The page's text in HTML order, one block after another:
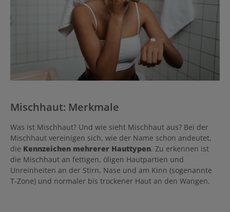
Mischhaut: Merkmale
Was ist Mischhaut? Und wie sieht Mischhaut aus? Bei der
Mischhaut vereinigen sich, wie der Name schon andeutet,
die Kennzeichen mehrerer Hauttypen. Zu erkennen ist
die Mischhaut an fettigen, öligen Hautpartien und
Unreinheiten an der Stirn, Nase und am Kinn (sogenannte
T-Zone) und normaler bis trockener Haut an den Wangen.